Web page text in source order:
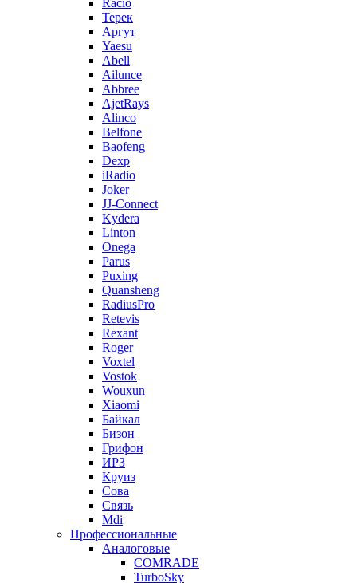
Racio
Терек
Аргут
Yaesu
Abell
Ailunce
Abbree
AjetRays
Alinco
Belfone
Baofeng
Dexp
iRadio
Joker
JJ-Connect
Kydera
Linton
Onega
Parus
Puxing
Quansheng
RadiusPro
Retevis
Rexant
Roger
Voxtel
Vostok
Wouxun
Xiaomi
Байкал
Бизон
Грифон
ИРЗ
Круиз
Сова
Связь
Mdi
Профессиональные
Аналоговые
COMRADE
TurboSky